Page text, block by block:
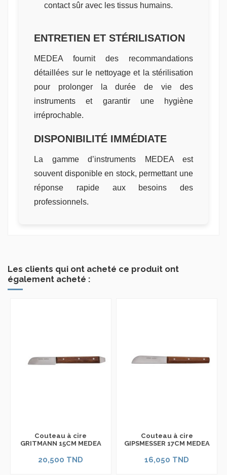
contact sûr avec les tissus humains.
ENTRETIEN ET STÉRILISATION
MEDEA fournit des recommandations
détaillées sur le nettoyage et la stérilisation
pour prolonger la durée de vie des
instruments et garantir une hygiène
irréprochable.
DISPONIBILITÉ IMMÉDIATE
La gamme d’instruments MEDEA est
souvent disponible en stock, permettant une
réponse rapide aux besoins des
professionnels.
Les clients qui ont acheté ce produit ont
également acheté :
Couteau à cire
GRITMANN 15CM MEDEA
20,500 TND
Couteau à cire
GIPSMESSER 17CM MEDEA
16,050 TND